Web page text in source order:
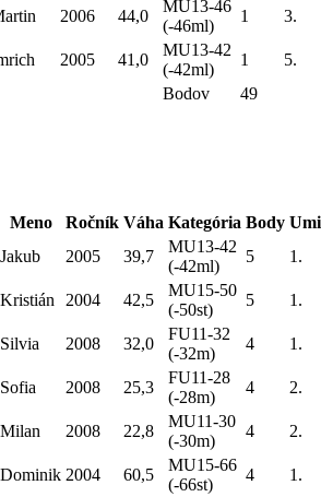
2006 44,0
MU13-46
(-46ml)
1 3.
2005 41,0
MU13-42
(-42ml)
1
5.
Bodov 49
Meno Ročník Váha Kategória Body
Jakub 2005 39,7
MU13-42
(-42ml)
5 1.
Kristián 2004 42,5
MU15-50
(-50st)
5 1.
Silvia 2008 32,0
FU11-32
(-32m)
4 1.
Sofia 2008 25,3
FU11-28
(-28m)
4 2.
Milan 2008 22,8
MU11-30
(-30m)
4 2.
Dominik 2004 60,5
MU15-66
(-66st)
4 1.